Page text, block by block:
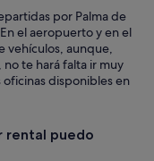
por Palma de
el aeropuerto y en el
vehículos, aunque,
no te hará falta ir muy
oficinas disponibles en
rental puedo